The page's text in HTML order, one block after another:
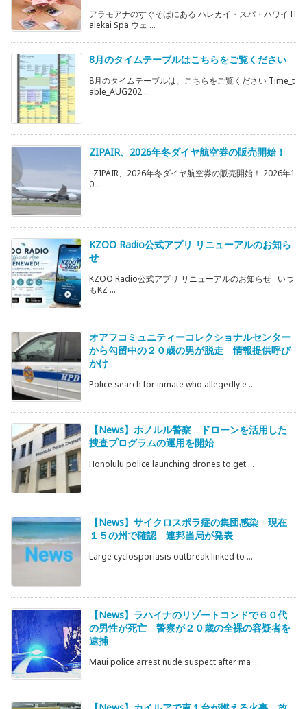
アラモアナのすぐそばにある ハレカイ・スパ・ハワイ H
alekai Spa ウェ ...
8月のタイムテーブルはこちらをご覧ください
8月のタイムテーブルは、こちらをご覧ください Time_t
able_AUG202 ...
ZIPAIR、2026年冬ダイヤ航空券の販売開始！
ZIPAIR、2026年冬ダイヤ航空券の販売開始！ 2026年1
0 ...
KZOO Radio公式アプリ リニューアルのお知ら
せ
KZOO Radio公式アプリ リニューアルのお知らせ いつ
もKZ ...
オアフコミュニティーコレクショナルセンター
から勾留中の２０歳の男が脱走 情報提供呼び
かけ
Police search for inmate who allegedly e ...
【News】ホノルル警察 ドローンを活用した
捜査プログラムの運用を開始
Honolulu police launching drones to get ...
【News】サイクロスポラ症の集団感染 現在
１５の州で確認 連邦当局が発表
Large cyclosporiasis outbreak linked to ...
【News】ラハイナのリゾートコンドで６０代
の男性が死亡 警察が２０歳の全裸の容疑者を
逮捕
Maui police arrest nude suspect after ma ...